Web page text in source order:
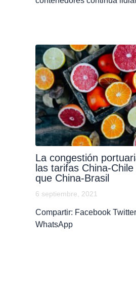
La congestión
las tarifas China-
que China-Brasil
6 septiembre, 2021
Compartir: Facebook
WhatsApp